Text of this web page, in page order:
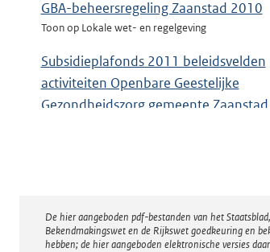
GBA-beheersregeling Zaanstad 2010
Toon op Lokale wet- en regelgeving
Subsidieplafonds 2011 beleidsvelden
activiteiten Openbare Geestelijke
Gezondheidszorg gemeente Zaanstad
Toon op Lokale wet- en regelgeving
Disclaimer
De hier aangeboden pdf-bestanden van het
Bekendmakingswet en de Rijkswet goedkeuring en
hebben; de hier aangeboden elektronische versies